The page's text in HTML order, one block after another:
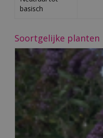
basisch
Soortgelijke planten